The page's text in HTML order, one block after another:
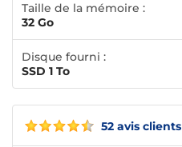
52 avis clients
Taille de la mémoire :
32 Go
Disque fourni :
SSD 1 To